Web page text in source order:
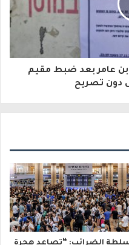
بن عامر بعد ضبط مقيم
دون تصريح
الضرائب: “تصاعد هجرة